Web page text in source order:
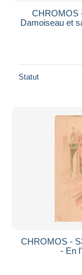
CHROMOS
Damoiseau et
Statut
CHROMOS -
- En